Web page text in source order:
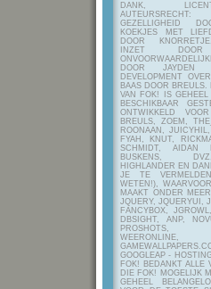
DANK,
GEZELLIGHEID
KOEKJES MET
DOOR
INZET DOOR
DOOR JAYDEN
DEVELOPMENT
BAAS DOOR BREULS.
VAN FOK! IS GEHEEL
BESCHIKBAAR
ONTWIKKELD
BREULS, ZOEM,
ROONAAN,
FYAH, KNUT,
SCHMIDT, AIDAN
BUSKENS,
HIGHLANDER EN
JE TE
WETEN!),
MAAKT ONDER
JQUERY, JQUERYUI,
FANCYBOX,
DBSIGHT, ANP,
PROSHOTS,
GOOGLEAP -
FOK! BEDANKT ALLE
DIE FOK! MOGELIJK
GEHEEL